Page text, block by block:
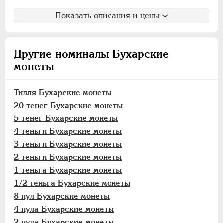
Показать описания и цены
Другие номиналы Бухарские
монеты
Тилля Бухарские монеты
20 тенег Бухарские монеты
5 тенег Бухарские монеты
4 теньги Бухарские монеты
3 теньги Бухарские монеты
2 теньги Бухарские монеты
1 теньга Бухарские монеты
1/2 теньга Бухарские монеты
8 пул Бухарские монеты
4 пула Бухарские монеты
4 теньги
3 теньги
1 теньга
1/2 теньга
8 пул
4 пула
2 пула
Пул
Хивинское ханство
Хорезмская Республика
Йеверские монеты